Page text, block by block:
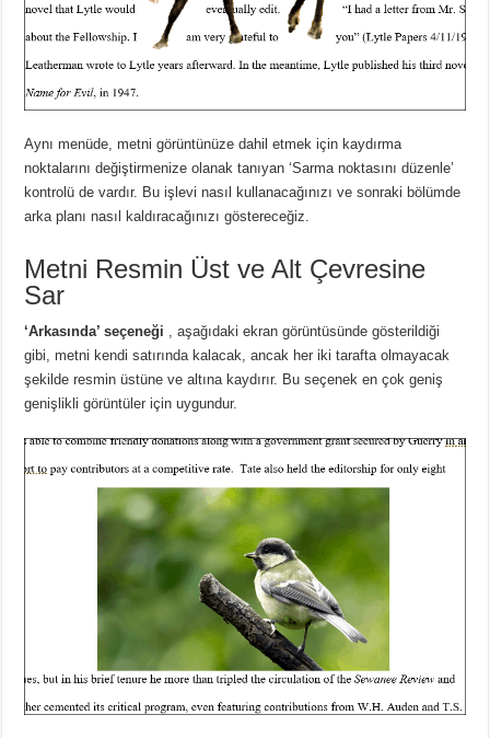
Aynı menüde, metni görüntünüze dahil etmek için kaydırma
noktalarını değiştirmenize olanak tanıyan ‘Sarma noktasını düzenle’
kontrolü de vardır. Bu işlevi nasıl kullanacağınızı ve sonraki bölümde
arka planı nasıl kaldıracağınızı göstereceğiz.
Metni Resmin Üst ve Alt Çevresine
Sar
‘Arkasında’ seçeneği , aşağıdaki ekran görüntüsünde gösterildiği
gibi, metni kendi satırında kalacak, ancak her iki tarafta olmayacak
şekilde resmin üstüne ve altına kaydırır. Bu seçenek en çok geniş
genişlikli görüntüler için uygundur.